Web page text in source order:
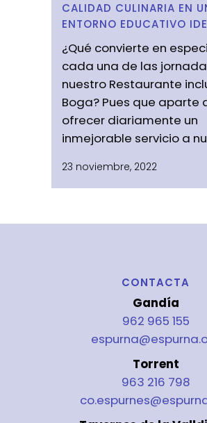
CALIDAD CULINARIA EN
ENTORNO EDUCATIVO
¿Qué convierte en
cada una de las
nuestro Restaurante
Boga? Pues que aparte
ofrecer diariamente un
inmejorable servicio a
23 noviembre, 2022
CONTACTA
Gandía
962 965 155
Torrent
963 216 798